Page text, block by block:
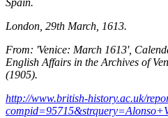
London, 29th March, 1613.
From: 'Venice: March 1613',
English Affairs in the Archives of
(1905).
http://www.british-history.ac.uk/